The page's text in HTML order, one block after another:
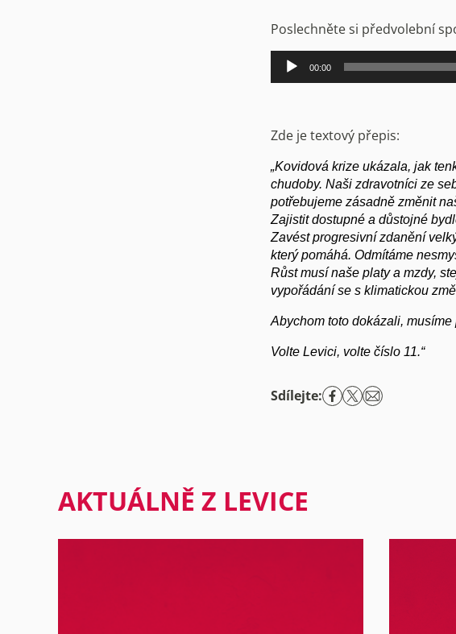
Poslechněte si předvolební
Audio
přehrávač
00:00
Zde je textový přepis:
„Kovidová krize ukázala, jak
chudoby. Naši zdravotníci ze
potřebujeme zásadně změnit
Zajistit dostupné a důstojné
Zavést progresivní zdanění
který pomáhá. Odmítáme
Růst musí naše platy a mzdy,
vypořádání se s klimatickou
Abychom toto dokázali,
Volte Levici, volte číslo 11.“
Sdílejte:
AKTUÁLNĚ Z LEVICE